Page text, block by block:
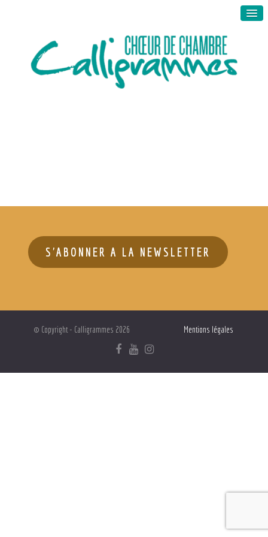
S'ABONNER A LA NEWSLETTER
© Copyright - Calligrammes 2026 Mentions légales